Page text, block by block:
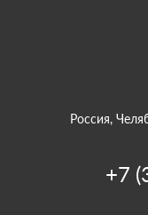
Россия,
+7